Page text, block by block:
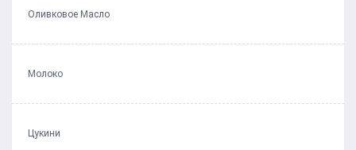
Оливковое Масло
Молоко
Цукини